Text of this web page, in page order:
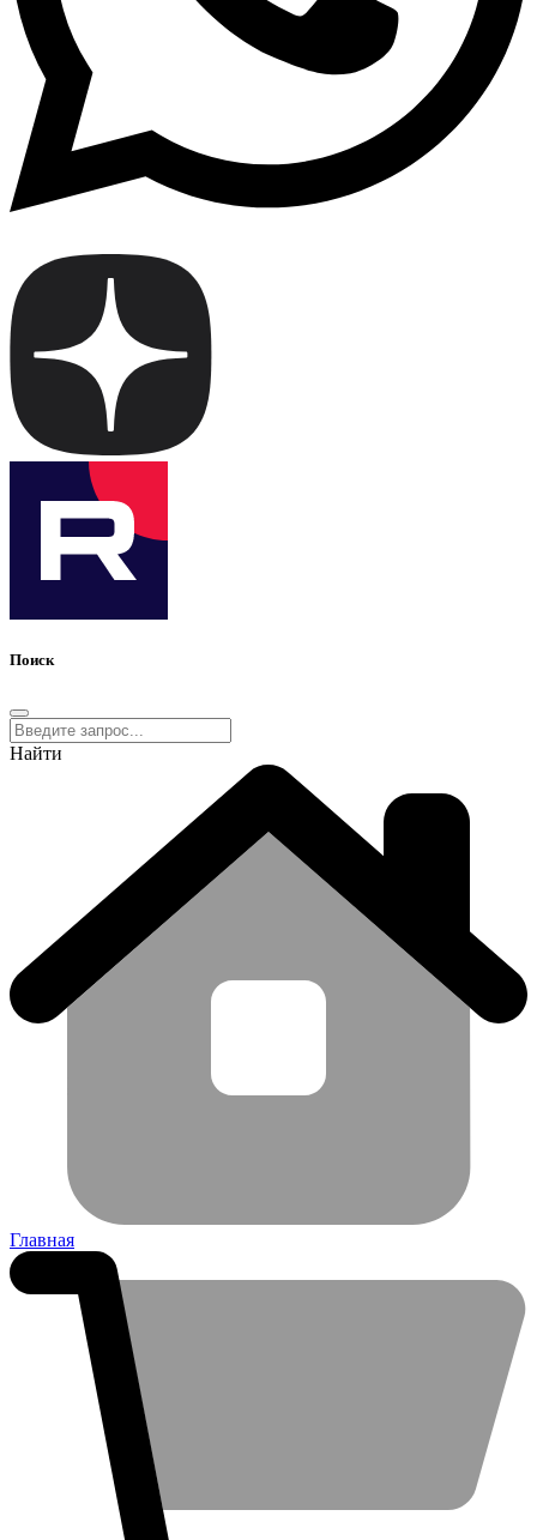
Поиск
Найти
Главная